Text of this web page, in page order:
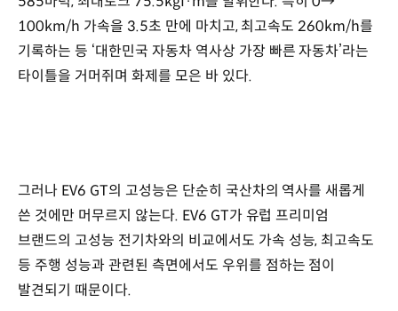
100km/h 가속을 3.5초 만에 마치고, 최고속도 260km/h를
기록하는 등 ‘대한민국 자동차 역사상 가장 빠른 자동차’라는
타이틀을 거머쥐며 화제를 모은 바 있다.
그러나 EV6 GT의 고성능은 단순히 국산차의 역사를 새롭게
쓴 것에만 머무르지 않는다. EV6 GT가 유럽 프리미엄
브랜드의 고성능 전기차와의 비교에서도 가속 성능, 최고속도
등 주행 성능과 관련된 측면에서도 우위를 점하는 점이
발견되기 때문이다.